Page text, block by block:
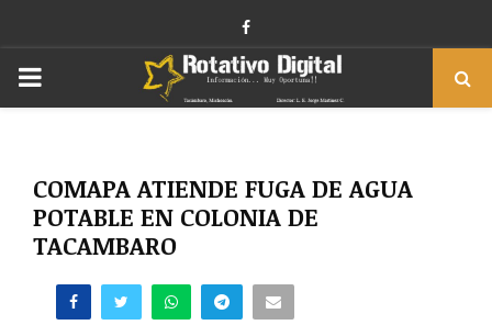
Facebook
PRIMARY
COMAPA ATIENDE FUGA DE AGUA
POTABLE EN COLONIA DE
TACAMBARO